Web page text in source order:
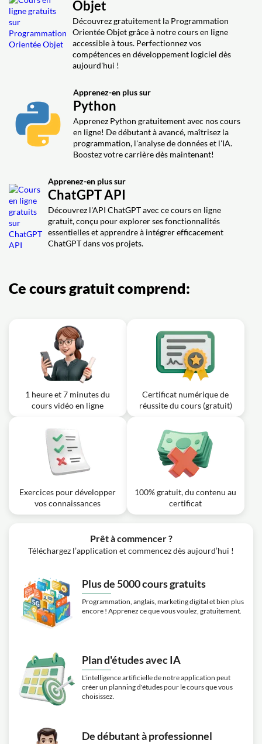
Objet
Découvrez gratuitement la Programmation
Orientée Objet grâce à notre cours en ligne
accessible à tous. Perfectionnez vos
compétences en développement logiciel dès
aujourd'hui !
Apprenez-en plus sur
Python
Apprenez Python gratuitement avec nos cours
en ligne! De débutant à avancé, maîtrisez la
programmation, l'analyse de données et l'IA.
Boostez votre carrière dès maintenant!
Apprenez-en plus sur
ChatGPT API
Découvrez l'API ChatGPT avec ce cours en ligne
gratuit, conçu pour explorer ses fonctionnalités
essentielles et apprendre à intégrer efficacement
ChatGPT dans vos projets.
Ce cours gratuit comprend:
1 heure et 7 minutes du
cours vidéo en ligne
Certificat numérique de
réussite du cours (gratuit)
Exercices pour développer
vos connaissances
100% gratuit, du contenu au
certificat
Prêt à commencer ?
Téléchargez l’application et commencez dès aujourd’hui !
Plus de 5000 cours gratuits
Programmation, anglais, marketing digital et bien plus
encore ! Apprenez ce que vous voulez, gratuitement.
Plan d'études avec IA
L'intelligence artificielle de notre application peut
créer un planning d'études pour le cours que vous
choisissez.
De débutant à professionnel